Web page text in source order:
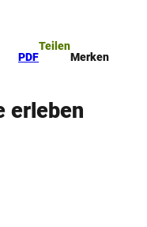
PDF
Teilen
Merken
erleben